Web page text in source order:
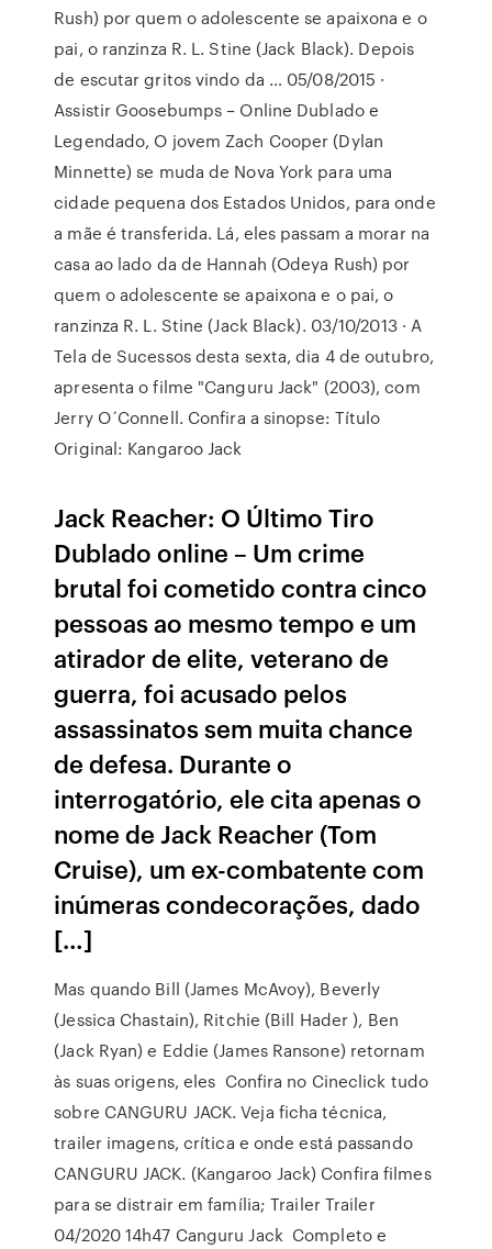
Rush) por quem o adolescente se apaixona e o
pai, o ranzinza R. L. Stine (Jack Black). Depois
de escutar gritos vindo da … 05/08/2015 ·
Assistir Goosebumps – Online Dublado e
Legendado, O jovem Zach Cooper (Dylan
Minnette) se muda de Nova York para uma
cidade pequena dos Estados Unidos, para onde
a mãe é transferida. Lá, eles passam a morar na
casa ao lado da de Hannah (Odeya Rush) por
quem o adolescente se apaixona e o pai, o
ranzinza R. L. Stine (Jack Black). 03/10/2013 · A
Tela de Sucessos desta sexta, dia 4 de outubro,
apresenta o filme "Canguru Jack" (2003), com
Jerry O´Connell. Confira a sinopse: Título
Original: Kangaroo Jack
Jack Reacher: O Último Tiro
Dublado online – Um crime
brutal foi cometido contra cinco
pessoas ao mesmo tempo e um
atirador de elite, veterano de
guerra, foi acusado pelos
assassinatos sem muita chance
de defesa. Durante o
interrogatório, ele cita apenas o
nome de Jack Reacher (Tom
Cruise), um ex-combatente com
inúmeras condecorações, dado
[…]
Mas quando Bill (James McAvoy), Beverly
(Jessica Chastain), Ritchie (Bill Hader ), Ben
(Jack Ryan) e Eddie (James Ransone) retornam
às suas origens, eles Confira no Cineclick tudo
sobre CANGURU JACK. Veja ficha técnica,
trailer imagens, crítica e onde está passando
CANGURU JACK. (Kangaroo Jack) Confira filmes
para se distrair em família; Trailer Trailer
04/2020 14h47 Canguru Jack Completo e